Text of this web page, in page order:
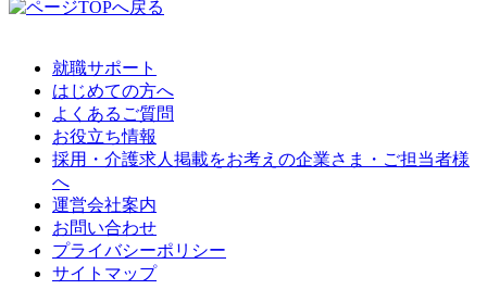
就職サポート
はじめての方へ
よくあるご質問
お役立ち情報
採用・介護求人掲載をお考えの企業さま・ご担当者様
へ
運営会社案内
お問い合わせ
プライバシーポリシー
サイトマップ